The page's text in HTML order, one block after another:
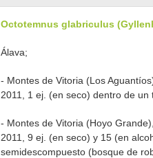
Octotemnus glabriculus
Álava;
- Montes de Vitoria (Los
2011, 1 ej. (en seco) dentro de
- Montes de Vitoria (Hoyo
2011, 9 ej. (en seco) y 15 (en
semidescompuesto (bosque de